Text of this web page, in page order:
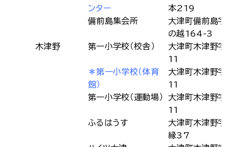
ンター
本219
備前島集会所
大津町備前島字
の越164-3
木津野
第一小学校（校舎）
大津町木津野字
11
＊第一小学校（体育
館）
大津町木津野字
11
第一小学校（運動場）
大津町木津野字
11
ふるはうす
大津町木津野字
縁37